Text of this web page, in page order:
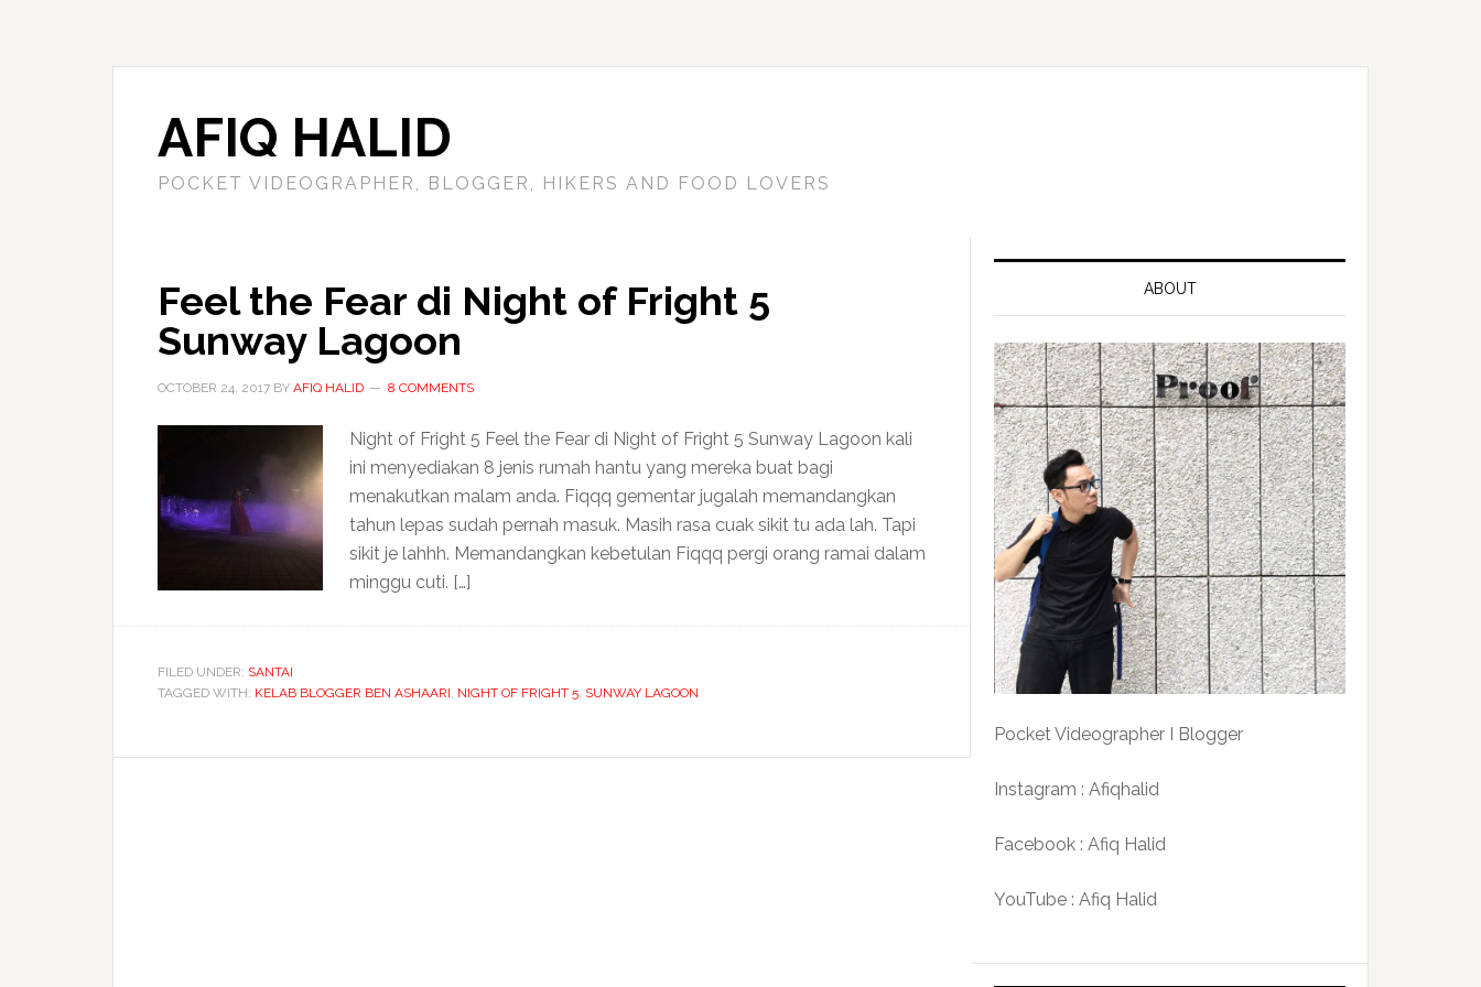
AFIQ HALID
POCKET VIDEOGRAPHER, BLOGGER, HIKERS AND FOOD LOVERS
Feel the Fear di Night of Fright 5
Sunway Lagoon
OCTOBER 24, 2017 BY AFIQ HALID 8 COMMENTS
Night of Fright 5 Feel the Fear di Night of Fright 5 Sunway Lagoon kali
ini menyediakan 8 jenis rumah hantu yang mereka buat bagi
menakutkan malam anda. Fiqqq gementar jugalah memandangkan
tahun lepas sudah pernah masuk. Masih rasa cuak sikit tu ada lah. Tapi
sikit je lahhh. Memandangkan kebetulan Fiqqq pergi orang ramai dalam
minggu cuti. […]
FILED UNDER: SANTAI
TAGGED WITH: KELAB BLOGGER BEN ASHAARI, NIGHT OF FRIGHT 5, SUNWAY LAGOON
ABOUT
Pocket Videographer I Blogger
Instagram : Afiqhalid
Facebook : Afiq Halid
YouTube : Afiq Halid